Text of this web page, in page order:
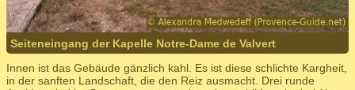
Seiteneingang der Kapelle Notre-Dame de Valvert
Innen ist das Gebäude gänzlich kahl. Es ist diese schlichte Kargheit,
in der sanften Landschaft, die den Reiz ausmacht. Drei runde